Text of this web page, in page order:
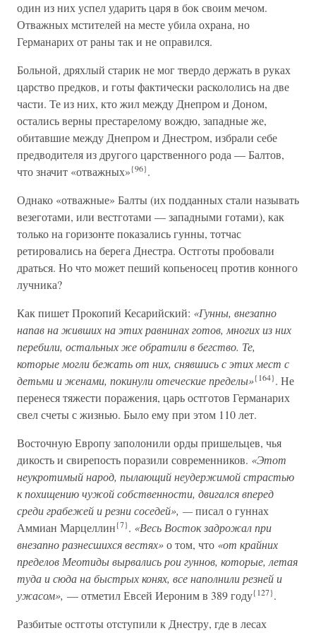
один из них успел ударить царя в бок своим мечом.
Отважных мстителей на месте убила охрана, но
Германарих от раны так и не оправился.
Больной, дряхлый старик не мог твердо держать в руках
царство предков, и готы фактически раскололись на две
части. Те из них, кто жил между Днепром и Доном,
остались верны престарелому вождю, западные же,
обитавшие между Днепром и Днестром, избрали себе
предводителя из другого царственного рода — Балтов,
что значит «отважных»{96}.
Однако «отважные» Балты (их подданных стали называть
везеготами, или вестготами — западными готами), как
только на горизонте показались гунны, тотчас
ретировались на берега Днестра. Остготы пробовали
драться. Но что может пеший копьеносец против конного
лучника?
Как пишет Прокопий Кесарийский: «Гунны, внезапно
напав на живших на этих равнинах готов, многих из них
перебили, остальных же обратили в бегство. Те,
которые могли бежать от них, снявшись с этих мест с
детьми и женами, покинули отеческие пределы»{164}. Не
перенеся тяжести поражения, царь остготов Германарих
свел счеты с жизнью. Было ему при этом 110 лет.
Восточную Европу заполонили орды пришельцев, чья
дикость и свирепость поразили современников. «Этот
неукротимый народ, пылающий неудержимой страстью
к похищению чужой собственности, двигался вперед
среди грабежей и резни соседей», —писал о гуннах
Аммиан Марцеллин{7}. «Весь Восток задрожал при
внезапно разнесшихся вестях»о том, что «от крайних
пределов Меотиды вырвались рои гуннов, которые, летая
туда и сюда на быстрых конях, все наполнили резней и
ужасом», — отметил Евсей Иероним в 389 году{127}.
Разбитые остготы отступили к Днестру, где в лесах